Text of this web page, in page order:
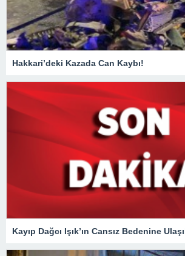
Hakkari’deki Kazada Can Kaybı!
Kayıp Dağcı Işık’ın Cansız Bedenine